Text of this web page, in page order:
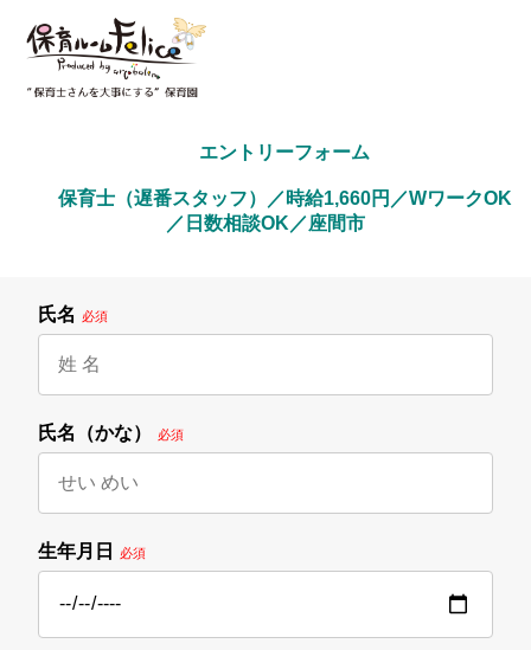
        エントリーフォーム
／日数相談OK／座間市
氏名 必須
氏名（かな） 必須
生年月日 必須